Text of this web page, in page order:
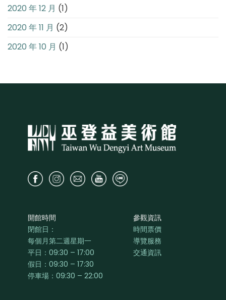
2020 年 12 月 (1)
2020 年 11 月 (2)
2020 年 10 月 (1)
開館時間
閉館日：
每個月第二週星期一
平日： 09:30 – 17:00
假日：09:30 – 17:30
停車場：09:30 – 22:00
參觀資訊
時間票價
導覽服務
交通資訊